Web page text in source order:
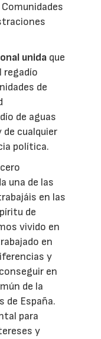
unida que
regadío
de
de aguas
cualquier
política.
una de las
en las
de
vivido en
en
y
en
de la
de España.
para
y